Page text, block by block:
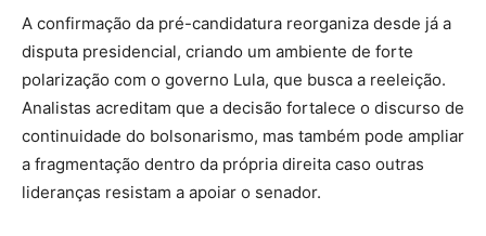
A confirmação da pré-candidatura reorganiza desde já a
disputa presidencial, criando um ambiente de forte
polarização com o governo Lula, que busca a reeleição.
Analistas acreditam que a decisão fortalece o discurso de
continuidade do bolsonarismo, mas também pode ampliar
a fragmentação dentro da própria direita caso outras
lideranças resistam a apoiar o senador.